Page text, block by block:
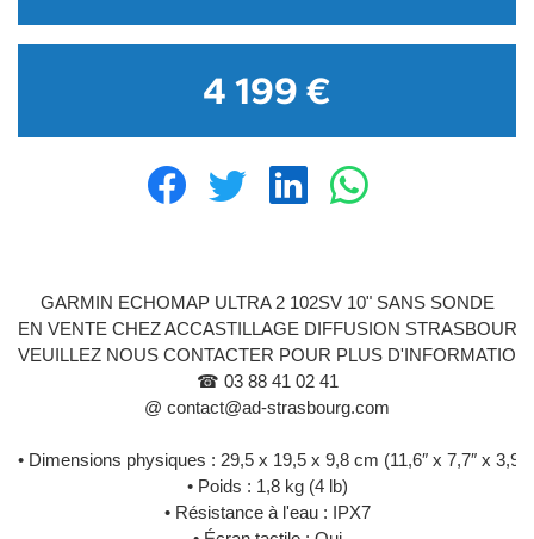
4 199 €
GARMIN ECHOMAP ULTRA 2 102SV 10" SANS SONDE
EN VENTE CHEZ ACCASTILLAGE DIFFUSION STRASBOURG
VEUILLEZ NOUS CONTACTER POUR PLUS
☎ 03 88 41 02 41
@ contact@ad-strasbourg.com
• Dimensions physiques : 29,5 x 19,5 x 9,8 cm (11,6″ x 7,7″ x 3,9″)
• Poids : 1,8 kg (4 lb)
• Résistance à l'eau : IPX7